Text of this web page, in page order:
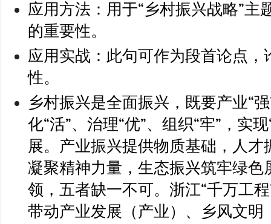
应用方法：用于“乡村振兴战略”主
的重要性。
应用实战：此句可作为段首论点
性。
乡村振兴是全面振兴，既要产业“
化“活”、治理“优”、组织“牢”，实
展。产业振兴提供物质基础，人
凝聚精神力量，生态振兴筑牢绿
领，五者缺一不可。浙江“千万工
带动产业发展（产业）、乡风文